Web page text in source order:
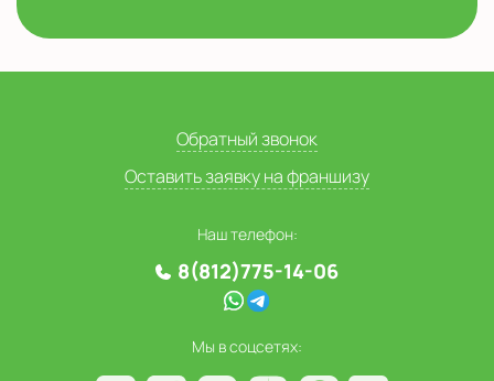
Обратный звонок
Оставить заявку на франшизу
Наш телефон:
8(812)775-14-06
Мы в соцсетях: